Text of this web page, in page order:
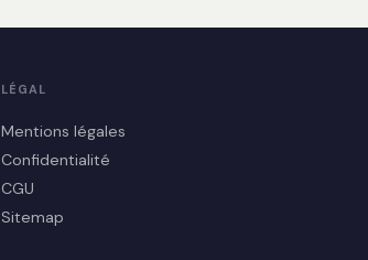
LÉGAL
Mentions légales
Confidentialité
CGU
Sitemap